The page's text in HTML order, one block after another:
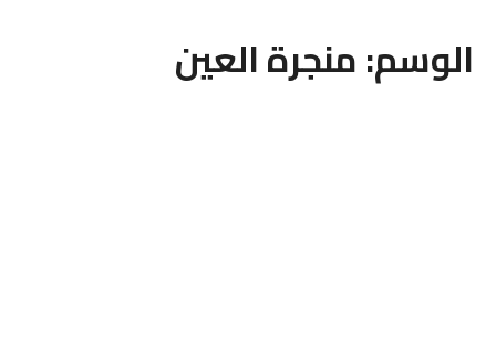
الوسم:منجرة العين